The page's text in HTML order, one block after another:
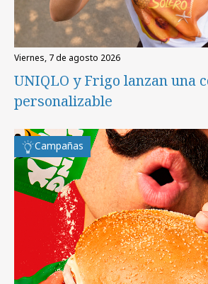
viernes, 7 de agosto 2026
UNIQLO y Frigo lanzan una
personalizable
Campañas